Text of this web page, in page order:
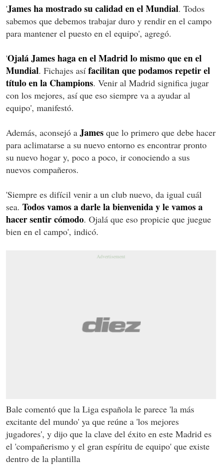
'James ha mostrado su calidad en el Mundial. Todos
sabemos que debemos trabajar duro y rendir en el campo
para mantener el puesto en el equipo', agregó.
'Ojalá James haga en el Madrid lo mismo que en el
Mundial. Fichajes así facilitan que podamos repetir el
título en la Champions. Venir al Madrid significa jugar
con los mejores, así que eso siempre va a ayudar al
equipo', manifestó.
Además, aconsejó a James que lo primero que debe hacer
para aclimatarse a su nuevo entorno es encontrar pronto
su nuevo hogar y, poco a poco, ir conociendo a sus
nuevos compañeros.
'Siempre es difícil venir a un club nuevo, da igual cuál
sea. Todos vamos a darle la bienvenida y le vamos a
hacer sentir cómodo. Ojalá que eso propicie que juegue
bien en el campo', indicó.
Bale comentó que la Liga española le parece 'la más
excitante del mundo' ya que reúne a 'los mejores
jugadores', y dijo que la clave del éxito en este Madrid es
el 'compañerismo y el gran espíritu de equipo' que existe
dentro de la plantilla